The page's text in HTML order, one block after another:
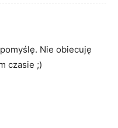
Nie obiecuję
czasie ;)